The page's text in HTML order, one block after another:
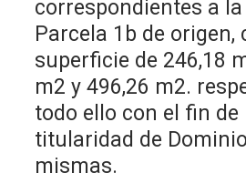
correspondientes a
Parcela 1b de origen,
superficie de 246,18
m2 y 496,26 m2.
todo ello con el fin
titularidad de
mismas.